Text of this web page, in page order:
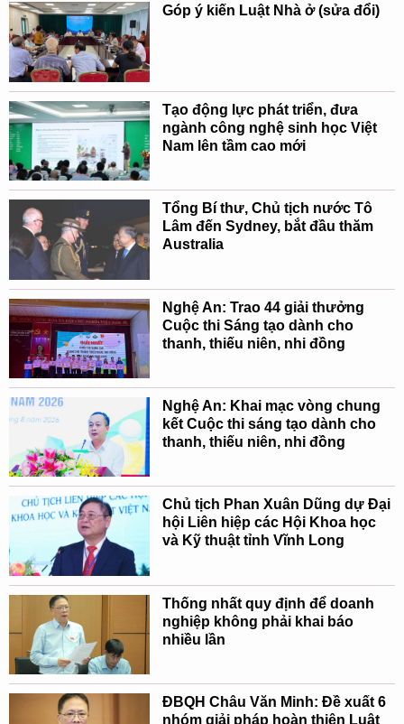
Góp ý kiến Luật Nhà ở (sửa đổi)
Tạo động lực phát triển, đưa
ngành công nghệ sinh học Việt
Nam lên tầm cao mới
Tổng Bí thư, Chủ tịch nước Tô
Lâm đến Sydney, bắt đầu thăm
Australia
Nghệ An: Trao 44 giải thưởng
Cuộc thi Sáng tạo dành cho
thanh, thiếu niên, nhi đồng
Nghệ An: Khai mạc vòng chung
kết Cuộc thi sáng tạo dành cho
thanh, thiếu niên, nhi đồng
Chủ tịch Phan Xuân Dũng dự Đại
hội Liên hiệp các Hội Khoa học
và Kỹ thuật tỉnh Vĩnh Long
Thống nhất quy định để doanh
nghiệp không phải khai báo
nhiều lần
ĐBQH Châu Văn Minh: Đề xuất 6
nhóm giải pháp hoàn thiện Luật